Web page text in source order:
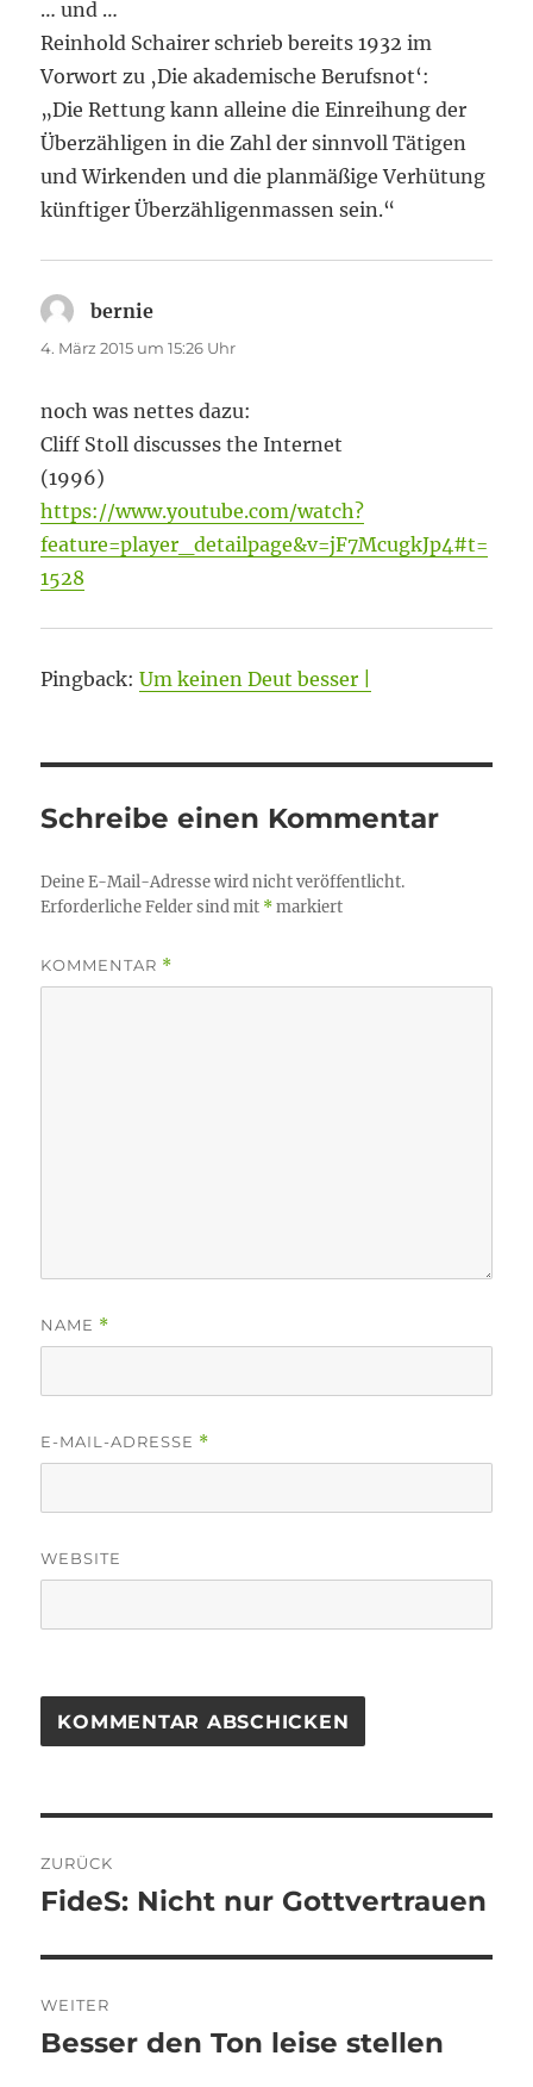
… und …
Reinhold Schairer schrieb bereits 1932 im
Vorwort zu ‚Die akademische Berufsnot‘:
„Die Rettung kann alleine die Einreihung der
Überzähligen in die Zahl der sinnvoll Tätigen
und Wirkenden und die planmäßige Verhütung
künftiger Überzähligenmassen sein.“
bernie
4. März 2015 um 15:26 Uhr
noch was nettes dazu:
Cliff Stoll discusses the Internet
(1996)
https://www.youtube.com/watch?
feature=player_detailpage&v=jF7McugkJp4#t=
1528
Pingback:Um keinen Deut besser |
Schreibe einen Kommentar
Deine E-Mail-Adresse wird nicht veröffentlicht.
Erforderliche Felder sind mit *markiert
KOMMENTAR *
NAME *
E-MAIL-ADRESSE *
WEBSITE
ZURÜCK
Vorheriger
FideS: Nicht nur Gottvertrauen
WEITER
Nächster
Besser den Ton leise stellen